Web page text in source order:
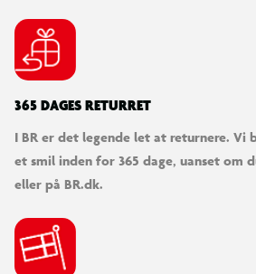
365 DAGES RETURRET
I BR er det legende let at returnere. Vi
et smil inden for 365 dage, uanset om
eller på BR.dk.